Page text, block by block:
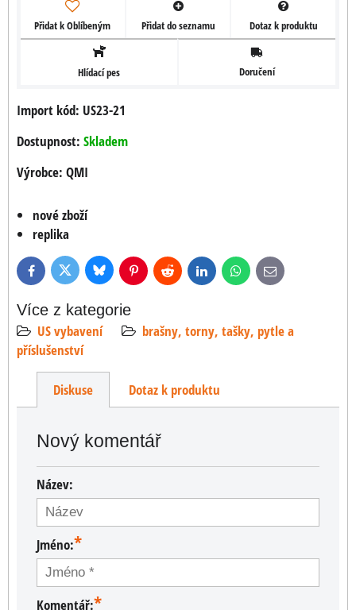
Přidat k Oblíbeným Přidat do seznamu Dotaz k produktu
Hlídací pes Doručení
Import kód: US23-21
Dostupnost: Skladem
Výrobce: QMI
nové zboží
replika
FacebookTwitter BlueskyPinterestReddit LinkedInWhatsApp
E-
mail
Více z kategorie
US vybavení
brašny, torny, tašky, pytle a
příslušenství
Diskuse Dotaz k produktu
Nový komentář
Název:
Jméno:*
Komentář:*